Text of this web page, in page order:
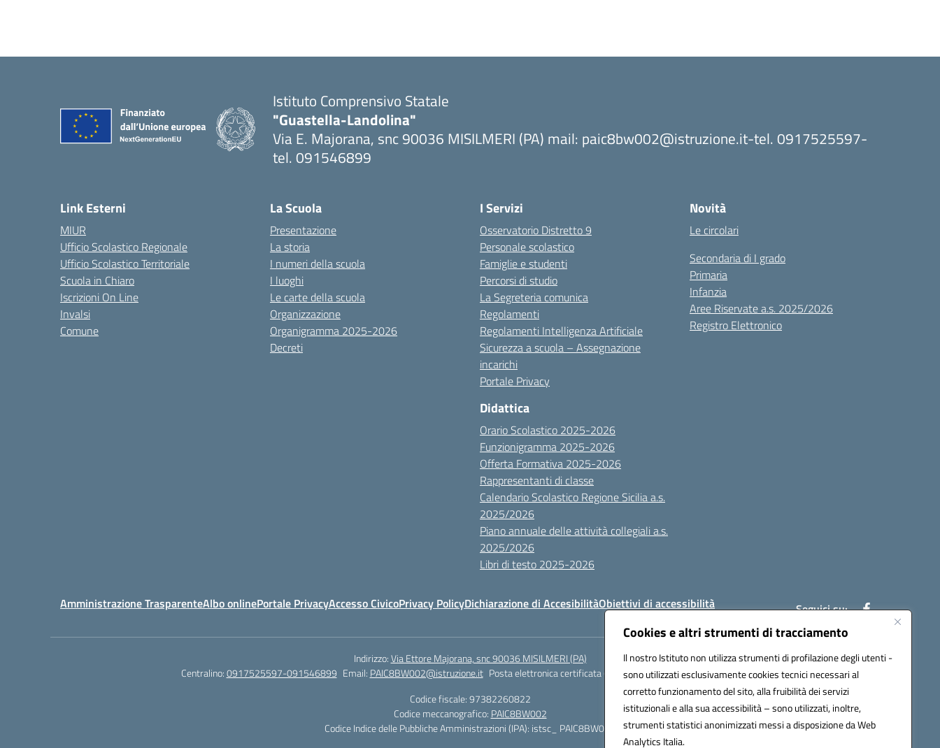
Cookies e altri strumenti di tracciamento
Il nostro Istituto non utilizza strumenti di profilazione degli utenti -
sono utilizzati esclusivamente cookies tecnici necessari al
corretto funzionamento del sito, alla fruibilità dei servizi
istituzionali e alla sua accessibilità – sono utilizzati, inoltre,
strumenti statistici anonimizzati messi a disposizione da Web
Analytics Italia.
Istituto Comprensivo Statale
"Guastella-Landolina"
Via E. Majorana, snc 90036 MISILMERI (PA) mail: paic8bw002@istruzione.it-tel. 0917525597-
tel. 091546899
Link Esterni
MIUR
Ufficio Scolastico Regionale
Ufficio Scolastico Territoriale
Scuola in Chiaro
Iscrizioni On Line
Invalsi
Comune
La Scuola
Presentazione
La storia
I numeri della scuola
I luoghi
Le carte della scuola
Organizzazione
Organigramma 2025-2026
Decreti
I Servizi
Osservatorio Distretto 9
Personale scolastico
Famiglie e studenti
Percorsi di studio
La Segreteria comunica
Regolamenti
Regolamenti Intelligenza Artificiale
Sicurezza a scuola – Assegnazione
incarichi
Portale Privacy
Didattica
Orario Scolastico 2025-2026
Funzionigramma 2025-2026
Offerta Formativa 2025-2026
Rappresentanti di classe
Calendario Scolastico Regione Sicilia a.s.
2025/2026
Piano annuale delle attività collegiali a.s.
2025/2026
Libri di testo 2025-2026
Novità
Le circolari
Secondaria di I grado
Primaria
Infanzia
Aree Riservate a.s. 2025/2026
Registro Elettronico
Amministrazione TrasparenteAlbo onlinePortale PrivacyAccesso CivicoPrivacy PolicyDichiarazione di AccesibilitàObiettivi di accessibilità Seguici su:
Indirizzo:Via Ettore Majorana, snc 90036 MISILMERI (PA)
Centralino:0917525597-091546899 Email: PAIC8BW002@istruzione.it Posta elettronica certificata (PEC):PAIC8BW002@pec.istruzione.it
Codice fiscale: 97382260822
Codice meccanografico: PAIC8BW002
Codice Indice delle Pubbliche Amministrazioni (IPA): istsc_ PAIC8BW002